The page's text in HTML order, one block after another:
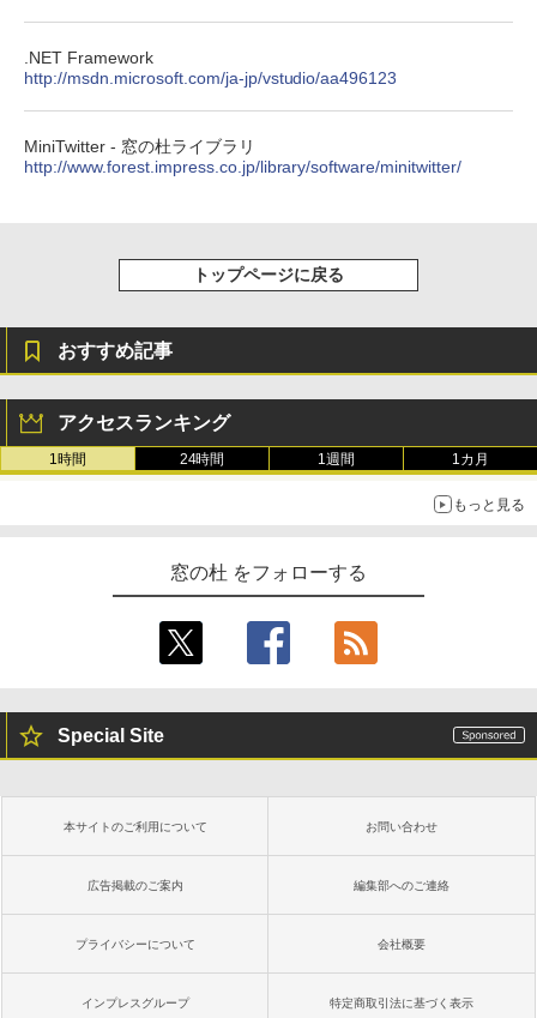
.NET Framework
http://msdn.microsoft.com/ja-jp/vstudio/aa496123
MiniTwitter - 窓の杜ライブラリ
http://www.forest.impress.co.jp/library/software/minitwitter/
トップページに戻る
おすすめ記事
アクセスランキング
1時間 24時間 1週間 1カ月
もっと見る
窓の杜 をフォローする
Special Site
本サイトのご利用について お問い合わせ
広告掲載のご案内 編集部へのご連絡
プライバシーについて 会社概要
インプレスグループ 特定商取引法に基づく表示